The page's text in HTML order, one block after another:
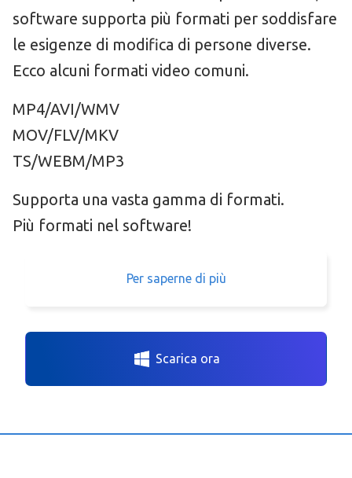
software supporta più formati per soddisfare
le esigenze di modifica di persone diverse.
Ecco alcuni formati video comuni.
MP4/AVI/WMV
MOV/FLV/MKV
TS/WEBM/MP3
Supporta una vasta gamma di formati.
Più formati nel software!
Per saperne di più
Scarica ora